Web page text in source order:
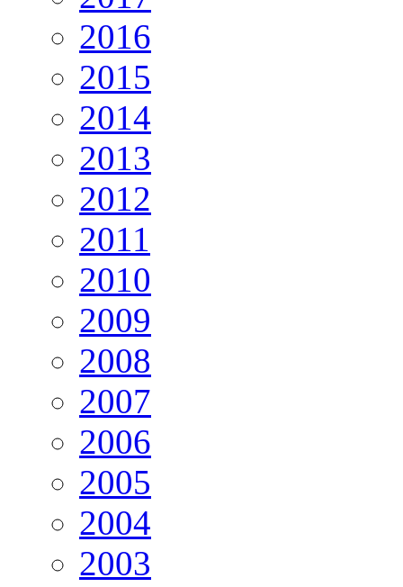
2016
2015
2014
2013
2012
2011
2010
2009
2008
2007
2006
2005
2004
2003